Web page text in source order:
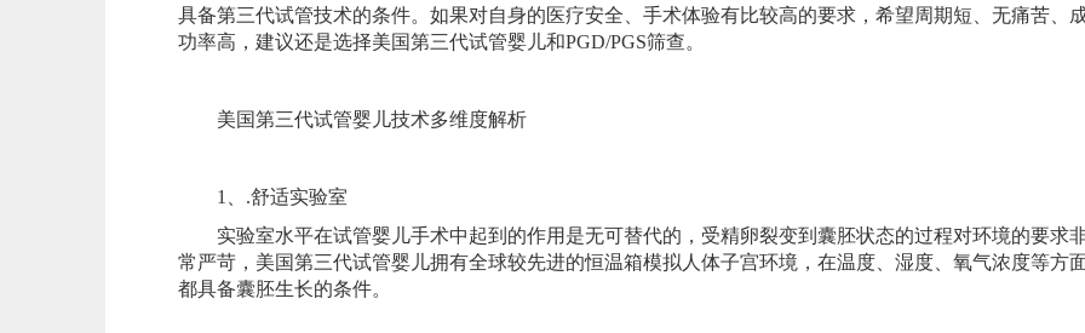
具备第三代试管技术的条件。如果对自身的医疗安全、手术体验有比较高的要求，希望周期短、无痛苦、
功率高，建议还是选择美国第三代试管婴儿和PGD/PGS筛查。
美国第三代试管婴儿技术多维度解析
1、.舒适实验室
实验室水平在试管婴儿手术中起到的作用是无可替代的，受精卵裂变到囊胚状态的过程对环境的要求
常严苛，美国第三代试管婴儿拥有全球较先进的恒温箱模拟人体子宫环境，在温度、湿度、氧气浓度等方
都具备囊胚生长的条件。